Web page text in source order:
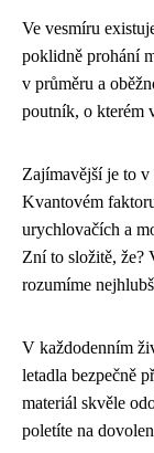
Ve vesmíru
poklidně prohání
v průměru a
poutník, o kterém
Zajímavější je to
Kvantovém
urychlovačích a
Zní to složitě, že?
rozumíme
V každodenním
letadla bezpečně
materiál skvěle
poletíte na